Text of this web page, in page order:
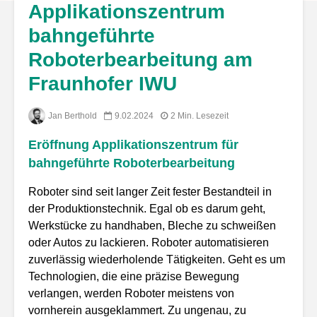
Applikationszentrum
bahngeführte
Roboterbearbeitung am
Fraunhofer IWU
Jan Berthold 9.02.2024 2 Min. Lesezeit
Eröffnung Applikationszentrum für
bahngeführte Roboterbearbeitung
Roboter sind seit langer Zeit fester Bestandteil in
der Produktionstechnik. Egal ob es darum geht,
Werkstücke zu handhaben, Bleche zu schweißen
oder Autos zu lackieren. Roboter automatisieren
zuverlässig wiederholende Tätigkeiten. Geht es um
Technologien, die eine präzise Bewegung
verlangen, werden Roboter meistens von
vornherein ausgeklammert. Zu ungenau, zu